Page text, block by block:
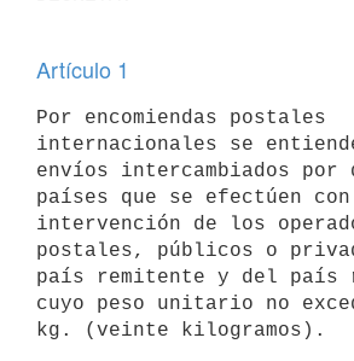
Artículo 1
Por encomiendas postales
internacionales se
envíos intercambiados por
países que se efectúen con
intervención de los
postales, públicos o
país remitente y del país
cuyo peso unitario no